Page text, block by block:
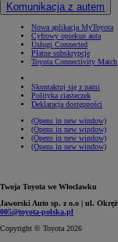
Komunikacja z autem
Nowa aplikacja MyToyota
Cyfrowy opiekun auta
Usługi Connected
Płatne subskrypcje
Toyota Connectivity Match
Skontaktuj się z nami
Polityka ciasteczek
Deklaracja dostępności
(Opens in new window)
(Opens in new window)
(Opens in new window)
(Opens in new window)
Twoja Toyota we Włocławku
Jaworski Auto sp. z o.o | ul.
005@toyota-polska.pl
Copyright © Toyota 2026